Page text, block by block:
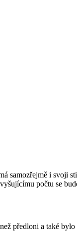
samozřejmě i svoji
počtu se
předloni a také